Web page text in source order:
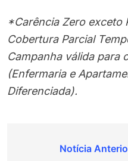
*Carência Zero exceto
Cobertura Parcial
Campanha válida para
(Enfermaria e
Diferenciada).
Navegação